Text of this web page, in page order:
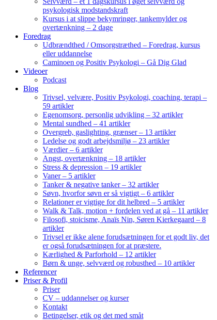
psykologisk modstandskraft
Kursus i at slippe bekymringer, tankemylder og
overtænkning – 2 dage
Foredrag
Udbrændthed / Omsorgstræthed – Foredrag, kursus
eller uddannelse
Caminoen og Positiv Psykologi – Gå Dig Glad
Videoer
Podcast
Blog
Trivsel, velvære, Positiv Psykologi, coaching, terapi –
59 artikler
Egenomsorg, personlig udvikling – 32 artikler
Mental sundhed – 41 artikler
Overgreb, gaslighting, grænser – 13 artikler
Ledelse og godt arbejdsmiljø – 23 artikler
Værdier – 6 artikler
Angst, overtænkning – 18 artikler
Stress & depression – 19 artikler
Vaner – 5 artikler
Tanker & negative tanker – 32 artikler
Søvn, hvorfor søvn er så vigtigt – 6 artikler
Relationer er vigtige for dit helbred – 5 artikler
Walk & Talk, motion + fordelen ved at gå – 11 artikler
Filosofi, stoicisme, Anaïs Nin, Søren Kierkegaard – 8
artikler
Trivsel er ikke alene forudsætningen for et godt liv, det
er også forudsætningen for at præstere.
Kærlighed & Parforhold – 12 artikler
Børn & unge, selvværd og robusthed – 10 artikler
Referencer
Priser & Profil
Priser
CV – uddannelser og kurser
Kontakt
Betingelser, etik og det med småt